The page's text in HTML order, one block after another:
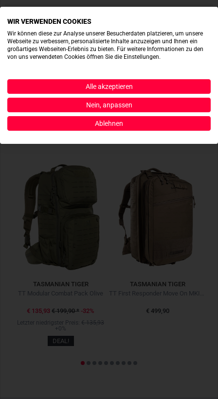
Nähere Informationen zum Thema Tasmanian Tiger,Infra
RedReflectence und Steingrau Oliv findet Ihr in unserem
Blog.
>>HIERgeht´s zum TACWRK Blog.
FEATURES:
- Tasmanian Tiger- Tourniquet Pouch IIIRR
-Cordura 700 den IRR
- Schnellzugriff mit Klettsystem
- Sicherung des Tourniquets im Inneren mittels elastischer
MOLLE snap button system
- Material nach TL8305-0278 & TL8305-0281
ACTIONSHOTS
Es sind noch keine Actionshots vorhanden.
JETZT BEREITSTELLEN
TASMANIAN TIGER
TT Modular Combat Pack Olive
€ 135,93 € 199,90* -32%
Letzter niedrigster Preis: € 135,93
+0%
DEAL!
TASMANIAN TIGER
TT First Responder Move On MKIII Coyote Braun
€ 499,90
WIR VERWENDEN COOKIES
Wir können diese zur Analyse unserer Besucherdaten platzieren, um unsere
Webseite zu verbessern, personalisierte Inhalte anzuzeigen und Ihnen ein
großartiges Webseiten-Erlebnis zu bieten. Für weitere Informationen zu den
von uns verwendeten Cookies öffnen Sie die Einstellungen.
Alle akzeptieren
Nein, anpassen
Ablehnen